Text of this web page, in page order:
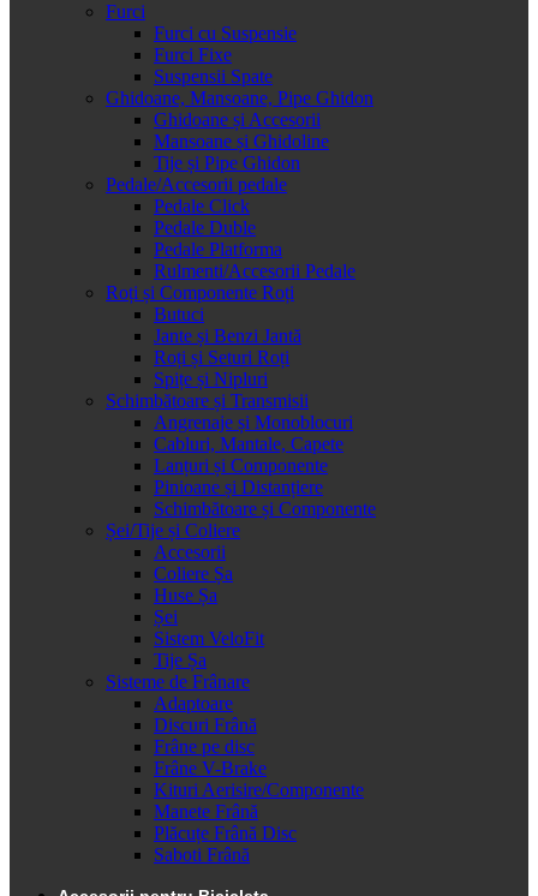
Furci
Furci cu Suspensie
Furci Fixe
Suspensii Spate
Ghidoane, Mansoane, Pipe Ghidon
Ghidoane și Accesorii
Mansoane și Ghidoline
Tije și Pipe Ghidon
Pedale/Accesorii pedale
Pedale Click
Pedale Duble
Pedale Platforma
Rulmenti/Accesorii Pedale
Roți și Componente Roți
Butuci
Jante și Benzi Jantă
Roți și Seturi Roți
Spițe și Nipluri
Schimbătoare și Transmisii
Angrenaje și Monoblocuri
Cabluri, Mantale, Capete
Lanțuri și Componente
Pinioane și Distanțiere
Schimbătoare și Componente
Șei/Tije și Coliere
Accesorii
Coliere Șa
Huse Șa
Șei
Sistem VeloFit
Tije Șa
Sisteme de Frânare
Adaptoare
Discuri Frână
Frâne pe disc
Frâne V-Brake
Kituri Aerisire/Componente
Manete Frână
Plăcuțe Frână Disc
Saboti Frână